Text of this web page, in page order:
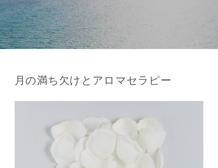
ッ
プ
月の満ち欠けとアロマセラピー